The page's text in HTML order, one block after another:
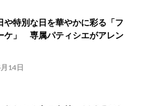
や特別な日を華やかに彩る「フ
ケ」 専属パティシエがアレン
14日